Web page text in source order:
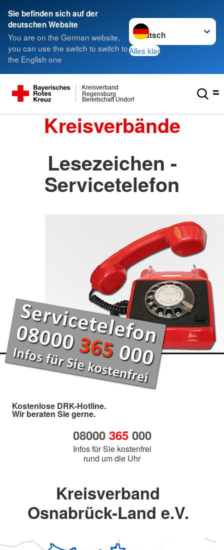
Sie befinden sich auf der
deutschen Website
You are on the German website,
you can use the switch to switch to
the English one
Sprache wechseln zu
Alles klar
Bereitschaft Undorf
Regensburg
Kreisverband
Kreisverbände
Lesezeichen -
Servicetelefon
Kostenlose DRK-Hotline.
Wir beraten Sie gerne.
08000 365000
Infos für Sie kostenfrei
rund um die Uhr
Kreisverband
Osnabrück-Land e.V.